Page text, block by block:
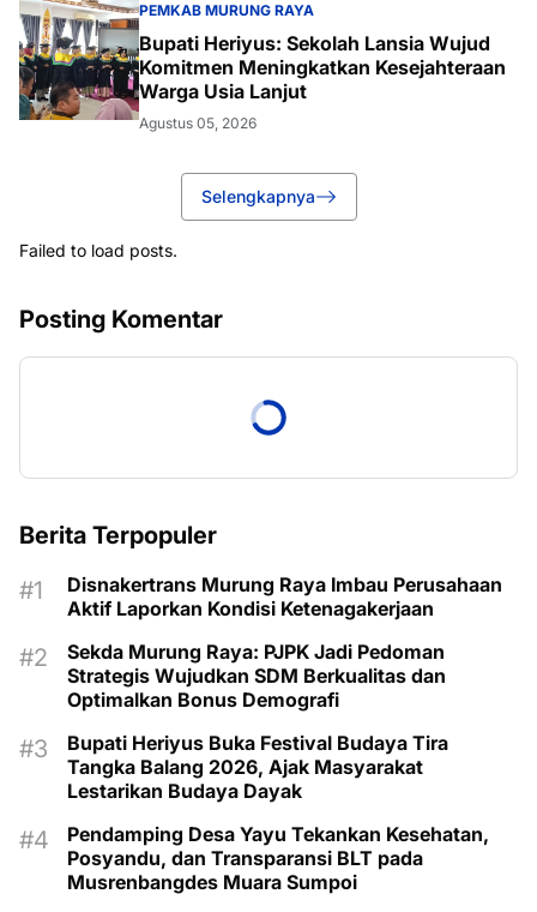
PEMKAB MURUNG RAYA
Bupati Heriyus: Sekolah Lansia Wujud
Komitmen Meningkatkan Kesejahteraan
Warga Usia Lanjut
Agustus 05, 2026
Selengkapnya
Failed to load posts.
Posting Komentar
Berita Terpopuler
Disnakertrans Murung Raya Imbau Perusahaan
Aktif Laporkan Kondisi Ketenagakerjaan
Sekda Murung Raya: PJPK Jadi Pedoman
Strategis Wujudkan SDM Berkualitas dan
Optimalkan Bonus Demografi
Bupati Heriyus Buka Festival Budaya Tira
Tangka Balang 2026, Ajak Masyarakat
Lestarikan Budaya Dayak
Pendamping Desa Yayu Tekankan Kesehatan,
Posyandu, dan Transparansi BLT pada
Musrenbangdes Muara Sumpoi